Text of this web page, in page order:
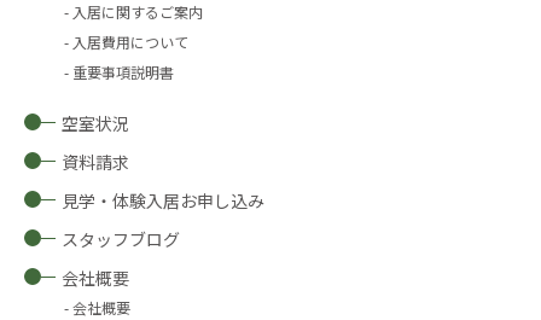
入居に関するご案内
入居費用について
重要事項説明書
空室状況
資料請求
見学・体験入居お申し込み
スタッフブログ
会社概要
会社概要